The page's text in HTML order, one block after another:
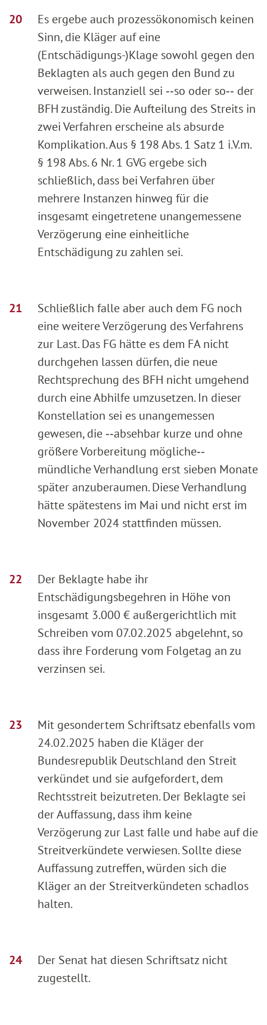
Es ergebe auch prozessökonomisch keinen
Sinn, die Kläger auf eine
(Entschädigungs-)Klage sowohl gegen den
Beklagten als auch gegen den Bund zu
verweisen. Instanziell sei ‑‑so oder so‑‑ der
BFH zuständig. Die Aufteilung des Streits in
zwei Verfahren erscheine als absurde
Komplikation. Aus § 198 Abs. 1 Satz 1 i.V.m.
§ 198 Abs. 6 Nr. 1 GVG ergebe sich
schließlich, dass bei Verfahren über
mehrere Instanzen hinweg für die
insgesamt eingetretene unangemessene
Verzögerung eine einheitliche
Entschädigung zu zahlen sei.
Schließlich falle aber auch dem FG noch
eine weitere Verzögerung des Verfahrens
zur Last. Das FG hätte es dem FA nicht
durchgehen lassen dürfen, die neue
Rechtsprechung des BFH nicht umgehend
durch eine Abhilfe umzusetzen. In dieser
Konstellation sei es unangemessen
gewesen, die ‑‑absehbar kurze und ohne
größere Vorbereitung mögliche‑‑
mündliche Verhandlung erst sieben Monate
später anzuberaumen. Diese Verhandlung
hätte spätestens im Mai und nicht erst im
November 2024 stattfinden müssen.
Der Beklagte habe ihr
Entschädigungsbegehren in Höhe von
insgesamt 3.000 € außergerichtlich mit
Schreiben vom 07.02.2025 abgelehnt, so
dass ihre Forderung vom Folgetag an zu
verzinsen sei.
Mit gesondertem Schriftsatz ebenfalls vom
24.02.2025 haben die Kläger der
Bundesrepublik Deutschland den Streit
verkündet und sie aufgefordert, dem
Rechtsstreit beizutreten. Der Beklagte sei
der Auffassung, dass ihm keine
Verzögerung zur Last falle und habe auf die
Streitverkündete verwiesen. Sollte diese
Auffassung zutreffen, würden sich die
Kläger an der Streitverkündeten schadlos
halten.
Der Senat hat diesen Schriftsatz nicht
zugestellt.